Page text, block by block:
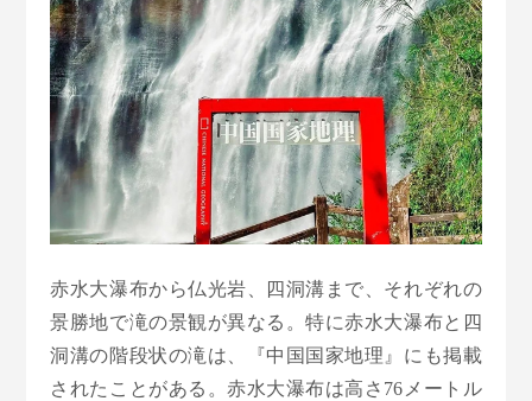
赤水大瀑布から仏光岩、四洞溝まで、それぞれの
景勝地で滝の景観が異なる。特に赤水大瀑布と四
洞溝の階段状の滝は、『中国国家地理』にも掲載
されたことがある。赤水大瀑布は高さ76メートル